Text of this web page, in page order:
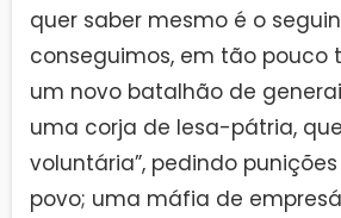
quer saber mesmo é o
conseguimos, em tão pouco
um novo batalhão de
uma corja de lesa-pátria,
voluntária”, pedindo
povo; uma máfia de